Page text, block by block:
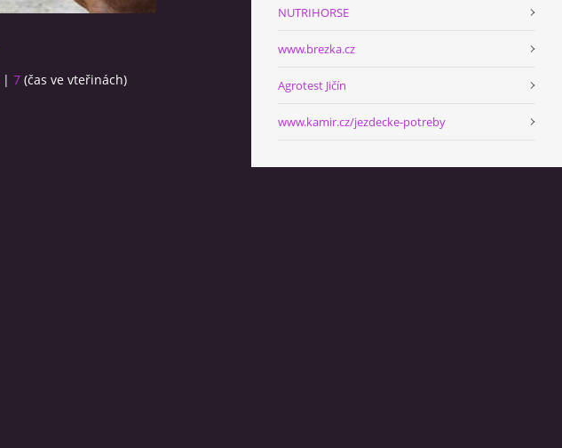
| 7 (čas ve vteřinách)
NUTRIHORSE
www.brezka.cz
Agrotest Jičín
www.kamir.cz/jezdecke-potreby